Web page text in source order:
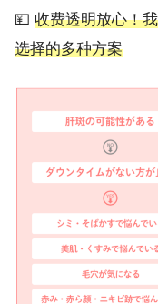
💴 收费透明放心！
选择的多种方案